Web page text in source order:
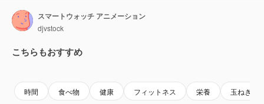
スマートウォッチ アニメーション
djvstock
こちらもおすすめ
時間 食べ物 健康 フィットネス 栄養 玉ねぎ